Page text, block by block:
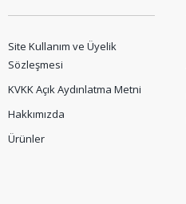
Site Kullanım ve Üyelik
Sözleşmesi
KVKK Açık Aydınlatma Metni
Hakkımızda
Ürünler